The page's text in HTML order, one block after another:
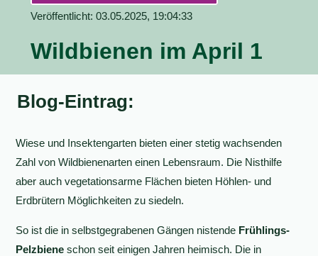
Veröffentlicht: 03.05.2025, 19:04:33
Wildbienen im April 1
Blog-Eintrag:
Wiese und Insektengarten bieten einer stetig wachsenden
Zahl von Wildbienenarten einen Lebensraum. Die Nisthilfe
aber auch vegetationsarme Flächen bieten Höhlen- und
Erdbrütern Möglichkeiten zu siedeln.
So ist die in selbstgegrabenen Gängen nistende Frühlings-
Pelzbiene schon seit einigen Jahren heimisch. Die in